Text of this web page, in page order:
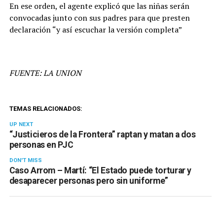
En ese orden, el agente explicó que las niñas serán
convocadas junto con sus padres para que presten
declaración “y así escuchar la versión completa”
FUENTE: LA UNION
TEMAS RELACIONADOS:
UP NEXT
“Justicieros de la Frontera” raptan y matan a dos
personas en PJC
DON'T MISS
Caso Arrom – Martí: “El Estado puede torturar y
desaparecer personas pero sin uniforme”